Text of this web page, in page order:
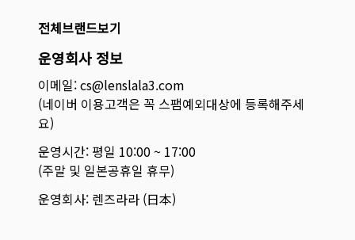
전체브랜드보기
운영회사 정보
이메일: cs@lenslala3.com
(네이버 이용고객은 꼭 스팸예외대상에 등록해주세
요)
운영시간: 평일 10:00 ~ 17:00
(주말 및 일본공휴일 휴무)
운영회사: 렌즈라라 (日本)